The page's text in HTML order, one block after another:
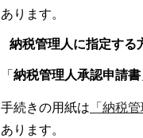
あります。
納税管理人に指定する
「 納税管理人承認申請書
手続きの用紙は 「納税
あります。